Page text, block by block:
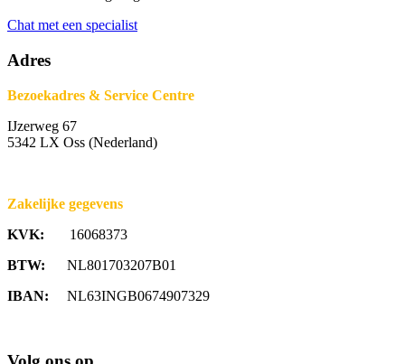
Chat met een specialist
Adres
Bezoekadres & Service Centre
IJzerweg 67
5342 LX Oss (Nederland)
Zakelijke gegevens
KVK: 16068373
BTW: NL801703207B01
IBAN: NL63INGB0674907329